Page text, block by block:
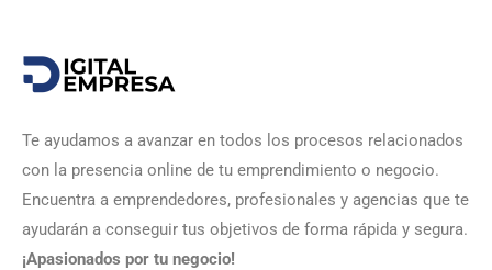
Te ayudamos a avanzar en todos los procesos relacionados
con la presencia online de tu emprendimiento o negocio.
Encuentra a emprendedores, profesionales y agencias que te
ayudarán a conseguir tus objetivos de forma rápida y segura.
¡Apasionados por tu negocio!